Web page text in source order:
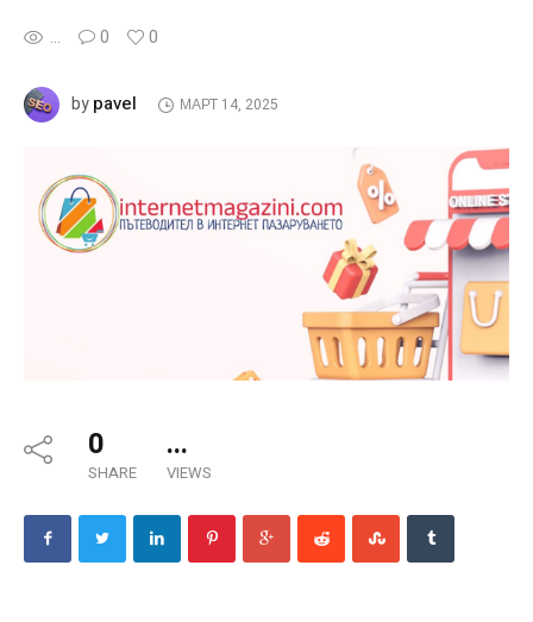
... 0 0
bypavel МАРТ 14, 2025
0
SHARE
...
VIEWS